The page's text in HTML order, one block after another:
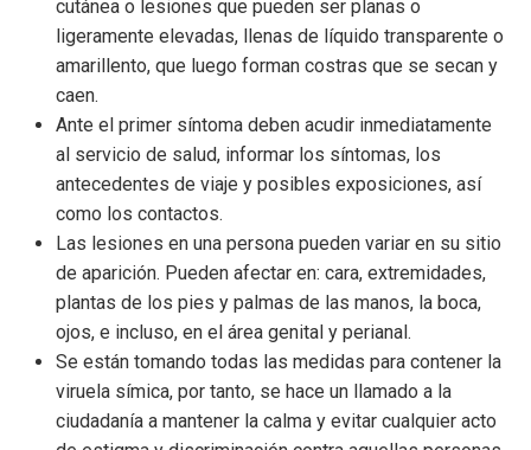
cutánea o lesiones que pueden ser planas o
ligeramente elevadas, llenas de líquido transparente o
amarillento, que luego forman costras que se secan y
caen.
Ante el primer síntoma deben acudir inmediatamente
al servicio de salud, informar los síntomas, los
antecedentes de viaje y posibles exposiciones, así
como los contactos.
Las lesiones en una persona pueden variar en su sitio
de aparición. Pueden afectar en: cara, extremidades,
plantas de los pies y palmas de las manos, la boca,
ojos, e incluso, en el área genital y perianal.
Se están tomando todas las medidas para contener la
viruela símica, por tanto, se hace un llamado a la
ciudadanía a mantener la calma y evitar cualquier acto